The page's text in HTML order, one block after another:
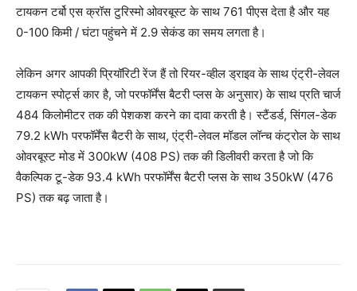
टायकन टर्बो एस क्रॉस टुरिस्मो ओवरबूस्ट के साथ 761 पीएस देता है और यह
0-100 किमी / घंटा पहुंचने में 2.9 सेकंड का समय लगता है।
लेकिन अगर आपकी प्रियॉरिटी रेंज हैं तो रियर-व्हील ड्राइव के साथ एंट्री-लेवल
टायकन स्पोर्ट्स कार है, जो परफॉर्मेंस बैटरी प्लस के अनुसार) के साथ प्रति चार्ज
484 किलोमीटर तक की पेशकश करने का दावा करती है। स्टैंडर्ड, सिंगल-डेक
79.2 kWh परफॉर्मेंस बैटरी के साथ, एंट्री-लेवल मॉडल लॉन्च कंट्रोल के साथ
ओवरबूस्ट मोड में 300kW (408 PS) तक की डिलीवरी करता है जो कि
वैकल्पिक टू-डेक 93.4 kWh परफॉर्मेंस बैटरी प्लस के साथ 350kW (476
PS) तक बढ़ जाता है।